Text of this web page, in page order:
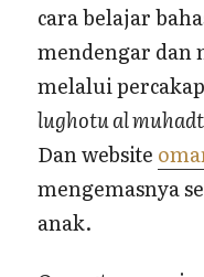
cara belajar
mendengar dan
melalui
lughotu al
Dan website
mengemasnya
anak.